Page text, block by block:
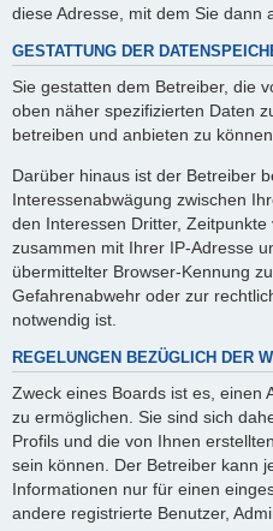
diese Adresse, mit dem Sie dann
GESTATTUNG DER
Sie gestatten dem Betreiber, die
oben näher spezifizierten Daten
betreiben und anbieten zu können.
Darüber hinaus ist der Betreiber
Interessenabwägung zwischen
den Interessen Dritter,
zusammen mit Ihrer IP-Adresse
übermittelter Browser-Kennung
Gefahrenabwehr oder zur
notwendig ist.
REGELUNGEN BEZÜGLICH DER
Zweck eines Boards ist es, einen
zu ermöglichen. Sie sind sich
Profils und die von Ihnen
sein können. Der Betreiber kann
Informationen nur für einen
andere registrierte Benutzer,